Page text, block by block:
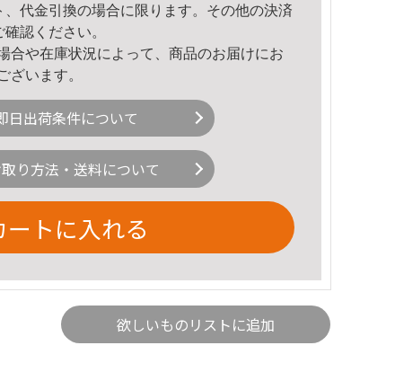
代金引換の場合に限ります。その他の決済
確認ください。
合や在庫状況によって、商品のお届けにお
ざいます。
日出荷条件について
り方法・送料について
ートに入れる
欲しいものリストに追加